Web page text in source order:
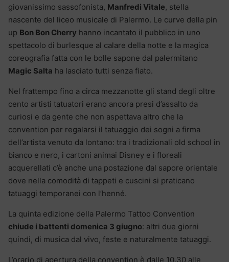
giovanissimo sassofonista, Manfredi Vitale, stella
nascente del liceo musicale di Palermo. Le curve della pin
up Bon Bon Cherry hanno incantato il pubblico in uno
spettacolo di burlesque al calare della notte e la magica
coreografia fatta con le bolle sapone dal palermitano
Magic Salta ha lasciato tutti senza fiato.
Nel frattempo fino a circa mezzanotte gli stand degli oltre
cento artisti tatuatori erano ancora presi d’assalto da
curiosi e da gente che non aspettava altro che la
convention per regalarsi il tatuaggio dei sogni a firma
dell’artista venuto da lontano: tra i tradizionali old school in
bianco e nero, i cartoni animai Disney e i floreali
acquerellati c’è anche una postazione dal sapore orientale
dove nella comodità di tappeti e cuscini si praticano
tatuaggi temporanei con l’henné.
La quinta edizione della Palermo Tattoo Convention
chiude i battenti domenica 3 giugno: altri due giorni
quindi, di musica dal vivo, feste e naturalmente tatuaggi.
L’orario di apertura della convention è dalle 10.30 alle